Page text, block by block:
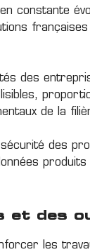
constante
des
de la
des
et des
les